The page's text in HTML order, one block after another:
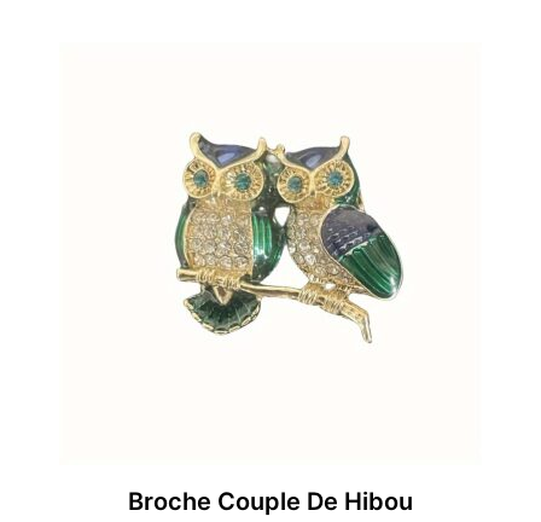
Broche Couple De Hibou